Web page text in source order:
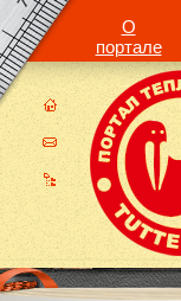
О
портале